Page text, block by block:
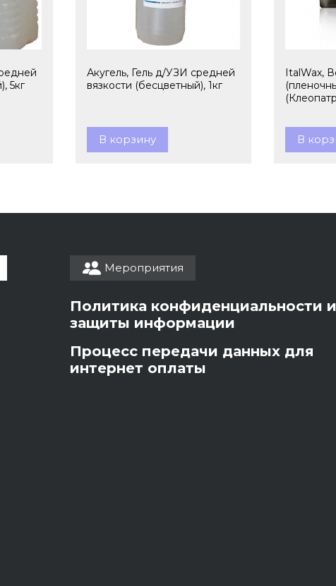
5кг
Акугель, Гель д/УЗИ средней
вязкости (бесцветный), 1кг
В корзину
ItalWax,
В
Мероприятия
Политика конфиденциальности и
защиты информации
Процесс передачи данных для
интернет оплаты